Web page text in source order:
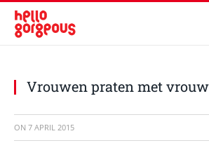
Vrouwen praten met
ON 7 APRIL 2015